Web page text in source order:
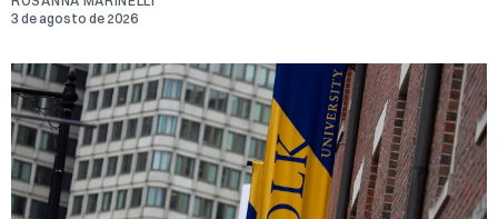
3 de agosto de 2026